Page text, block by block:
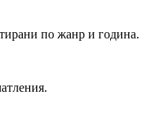
по жанр и година.